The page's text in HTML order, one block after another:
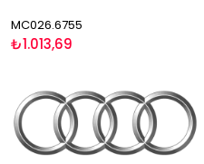
MC026.6755
₺1.013,69